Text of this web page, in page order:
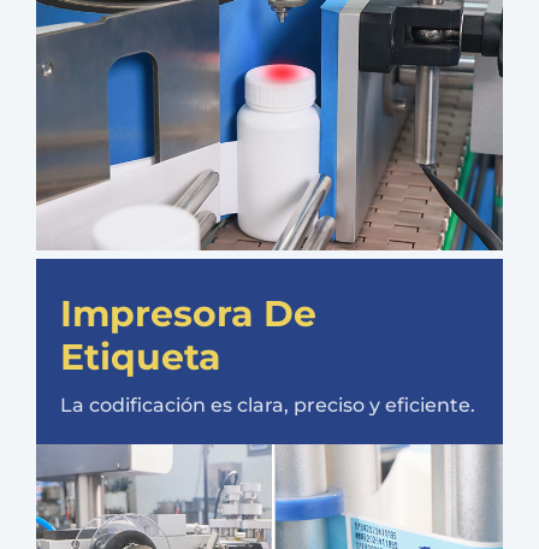
Impresora De
Etiqueta
La codificación es clara, preciso y eficiente.